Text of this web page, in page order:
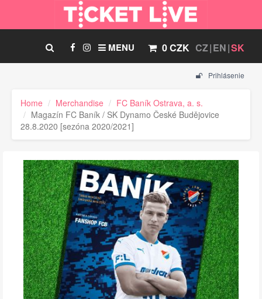
CZ EN SK
0 CZK
MENU
Prihlásenie
Home Merchandise
FC Baník Ostrava, a. s.
Magazín FC Baník / SK Dynamo České Budějovice
28.8.2020 [sezóna 2020/2021]